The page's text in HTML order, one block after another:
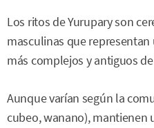
Los ritos de Yurupary son
masculinas que
más complejos y antiguos
Aunque varían según la
cubeo, wanano), mantienen